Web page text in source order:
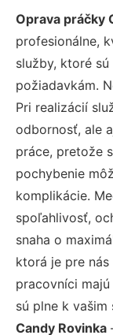
Oprava práčky
profesionálne,
služby, ktoré
požiadavkám.
Pri realizácií
odbornosť, ale
práce, pretože
pochybenie
komplikácie.
spoľahlivosť,
snaha o
ktorá je pre
pracovníci
sú plne k vašim
Candy Rovinka